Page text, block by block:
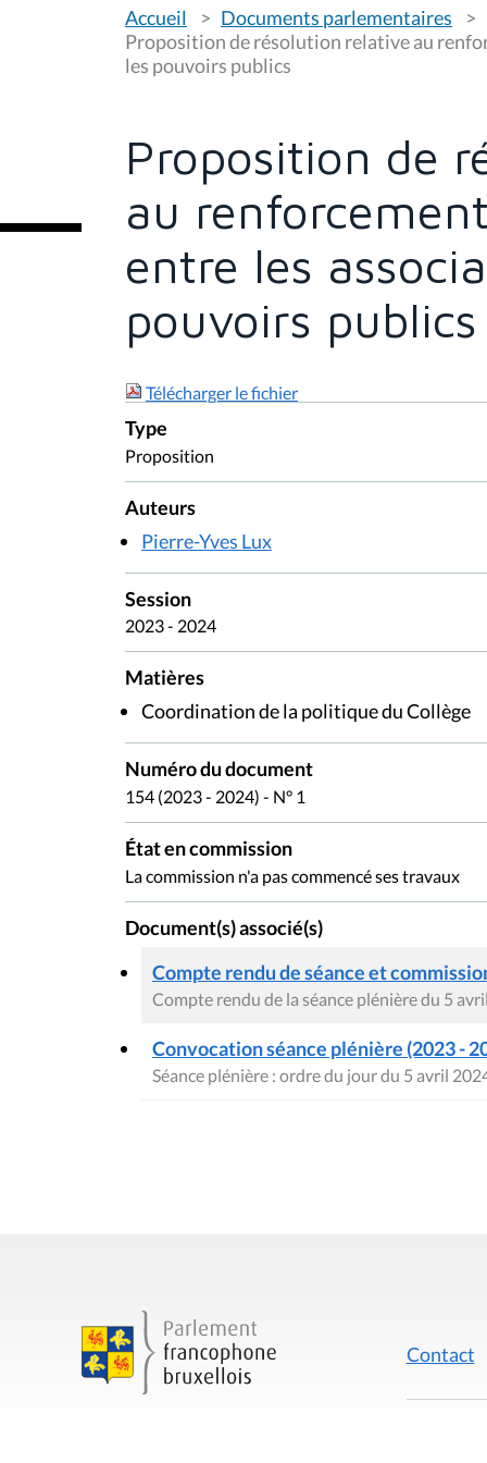
o
u
s
ê
:
Accueil
Documents parlementaires
Proposition de résolution relative au
les pouvoirs publics
Proposition de
au
entre les
pouvoirs publics
Télécharger le fichier
Type
Proposition
Auteurs
Pierre-Yves Lux
Session
2023 - 2024
Matières
Coordination de la politique du Collège
Numéro du document
154 (2023 - 2024) - N° 1
État en commission
La commission n'a pas commencé ses travaux
Document(s) associé(s)
Compte rendu de séance et
Compte rendu de la séance plénière du 5
Convocation séance plénière (2023 -
Séance plénière : ordre du jour du 5 avril
Contact